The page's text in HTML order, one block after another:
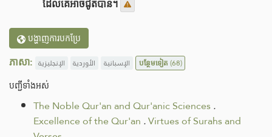
ដែលគេអាចជូតបាន។
បង្ហាញការបកប្រែ
ភាសា: الإنجليزية الأوردية الإسبانية បន្ថែមទៀត(68)
បញ្ជីទាំងអស់
The Noble Qur'an and Qur'anic Sciences.
Excellence of the Qur'an .Virtues of Surahs and